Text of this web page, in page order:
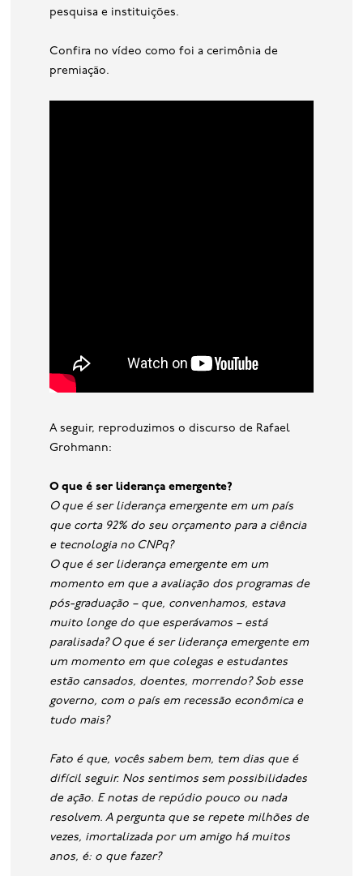
pesquisa e instituições.
Confira no vídeo como foi a cerimônia de
premiação.
A seguir, reproduzimos o discurso de Rafael
Grohmann:
O que é ser liderança emergente?
O que é ser liderança emergente em um país
que corta 92% do seu orçamento para a ciência
e tecnologia no CNPq?
O que é ser liderança emergente em um
momento em que a avaliação dos programas de
pós-graduação – que, convenhamos, estava
muito longe do que esperávamos – está
paralisada? O que é ser liderança emergente em
um momento em que colegas e estudantes
estão cansados, doentes, morrendo? Sob esse
governo, com o país em recessão econômica e
tudo mais?
Fato é que, vocês sabem bem, tem dias que é
difícil seguir. Nos sentimos sem possibilidades
de ação. E notas de repúdio pouco ou nada
resolvem. A pergunta que se repete milhões de
vezes, imortalizada por um amigo há muitos
anos, é: o que fazer?